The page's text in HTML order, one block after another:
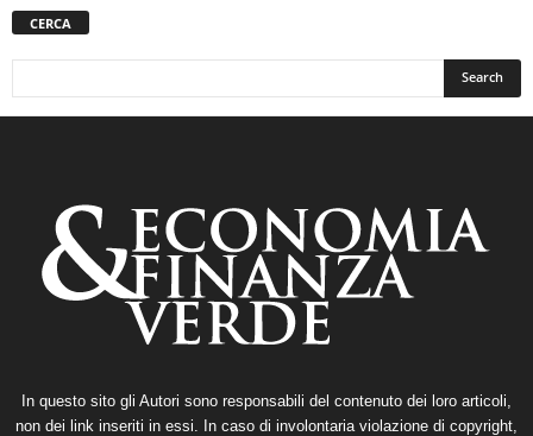
CERCA
In questo sito gli Autori sono responsabili del contenuto dei loro articoli,
non dei link inseriti in essi. In caso di involontaria violazione di copyright,